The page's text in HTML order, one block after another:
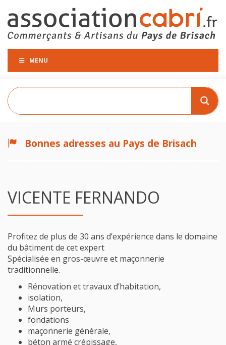
MENU
Bonnes adresses au Pays de Brisach
VICENTE FERNANDO
Profitez de plus de 30 ans d’expérience dans le domaine
du bâtiment de cet expert
Spécialisée en gros-œuvre et maçonnerie
traditionnelle.
Rénovation et travaux d’habitation,
isolation,
Murs porteurs,
fondations
maçonnerie générale,
béton armé crépissage,